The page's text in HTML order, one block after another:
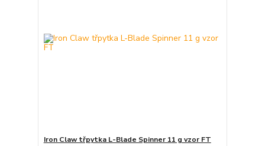
Iron Claw třpytka L-Blade Spinner 11 g vzor FT